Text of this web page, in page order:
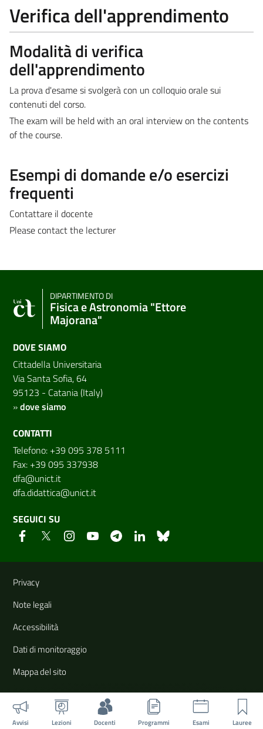
Verifica dell'apprendimento
Modalità di verifica
dell'apprendimento
La prova d'esame si svolgerà con un colloquio orale sui
contenuti del corso.
The exam will be held with an oral interview on the contents
of the course.
Esempi di domande e/o esercizi
frequenti
Contattare il docente
Please contact the lecturer
Avvisi Lezioni Docenti Programmi Esami Lauree
DIPARTIMENTO DI
Fisica e Astronomia "Ettore
Majorana"
DOVE SIAMO
Cittadella Universitaria
Via Santa Sofia, 64
95123 - Catania (Italy)
»dove siamo
CONTATTI
Telefono: +39 095 378 5111
Fax: +39 095 337938
dfa@unict.it
dfa.didattica@unict.it
SEGUICI SU
Link e informazioni utili
Privacy
Note legali
Accessibilità
Dati di monitoraggio
Mappa del sito